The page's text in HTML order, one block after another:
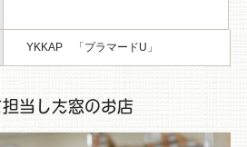
YKKAP 「プラマードU」
当した窓のお店